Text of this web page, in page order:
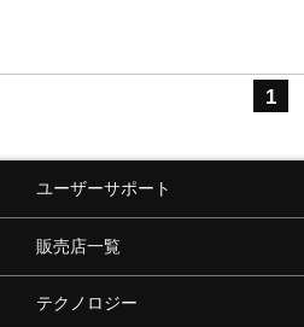
ワーキング
ウォーキングシューズ
ライフスタイルグッズ
1
ユーザーサポート
販売店一覧
テクノロジー